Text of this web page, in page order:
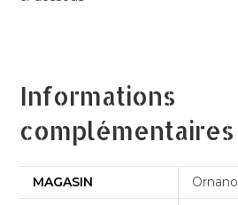
Informations
complémentaires
MAGASIN
Ornano